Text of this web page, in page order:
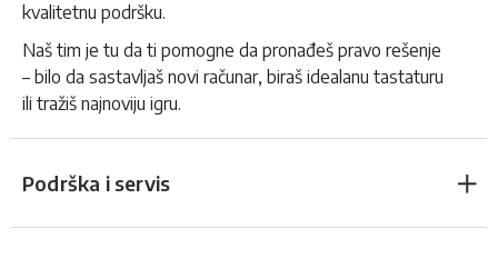
kvalitetnu podršku.
Naš tim je tu da ti pomogne da pronađeš pravo rešenje
– bilo da sastavljaš novi računar, biraš idealanu tastaturu
ili tražiš najnoviju igru.
Podrška i servis